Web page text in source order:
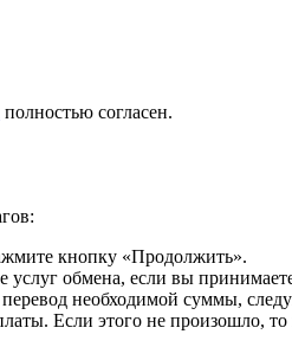
полностью согласен.
кнопку «Продолжить».
услуг обмена, если вы
необходимой суммы,
Если этого не произошло,